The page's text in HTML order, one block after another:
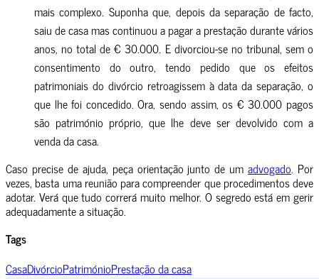
mais complexo. Suponha que, depois da separação de facto,
saiu de casa mas continuou a pagar a prestação durante vários
anos, no total de € 30.000. E divorciou-se no tribunal, sem o
consentimento do outro, tendo pedido que os efeitos
patrimoniais do divórcio retroagissem à data da separação, o
que lhe foi concedido. Ora, sendo assim, os € 30.000 pagos
são património próprio, que lhe deve ser devolvido com a
venda da casa.
Caso precise de ajuda, peça orientação junto de umadvogado. Por
vezes, basta uma reunião para compreender que procedimentos deve
adotar. Verá que tudo correrá muito melhor. O segredo está em gerir
adequadamente a situação.
Tags
CasaDivórcioPatrimónioPrestação da casa